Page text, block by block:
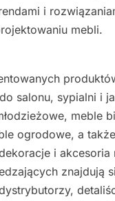
i
mebli.
salonu, sypialni i
meble
ogrodowe, a
i akcesoria
znajdują